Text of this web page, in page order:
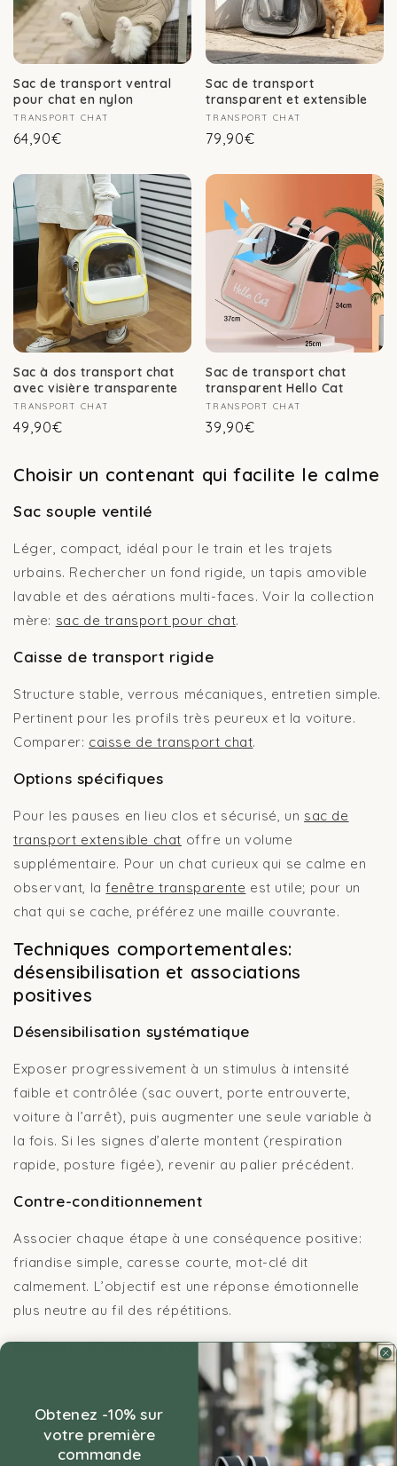
Sac de transport ventral
pour chat en nylon
Fournisseur :
TRANSPORT CHAT
Prix
64,90€
Sac de transport
transparent et extensible
Fournisseur :
TRANSPORT CHAT
Prix
79,90€
Sac à dos transport chat
avec visière transparente
Fournisseur :
TRANSPORT CHAT
Prix
49,90€
Sac de transport chat
transparent Hello Cat
Fournisseur :
TRANSPORT CHAT
Prix
39,90€
Choisir un contenant qui facilite le calme
Sac souple ventilé
Léger, compact, idéal pour le train et les trajets
urbains. Rechercher un fond rigide, un tapis amovible
lavable et des aérations multi-faces. Voir la collection
mère: sac de transport pour chat.
Caisse de transport rigide
Structure stable, verrous mécaniques, entretien simple.
Pertinent pour les profils très peureux et la voiture.
Comparer: caisse de transport chat.
Options spécifiques
Pour les pauses en lieu clos et sécurisé, un sac de
transport extensible chat offre un volume
supplémentaire. Pour un chat curieux qui se calme en
observant, lafenêtre transparente est utile; pour un
chat qui se cache, préférez une maille couvrante.
Techniques comportementales:
désensibilisation et associations
positives
Désensibilisation systématique
Exposer progressivement à un stimulus à intensité
faible et contrôlée (sac ouvert, porte entrouverte,
voiture à l’arrêt), puis augmenter une seule variable à
la fois. Si les signes d’alerte montent (respiration
rapide, posture figée), revenir au palier précédent.
Contre-conditionnement
Associer chaque étape à une conséquence positive:
friandise simple, caresse courte, mot-clé dit
calmement. L’objectif est une réponse émotionnelle
plus neutre au fil des répétitions.
Repères olfactifs et tactiles
Plaid familier, tapis antidérapant propre et sec. Éviter
tout parfum fort. Entretenir régulièrement le matériel
pour garder une signature olfactive cohérente.
Obtenez -10% sur
votre première
commande